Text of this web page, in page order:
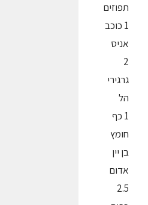
תפוזים
1 כוכב
אניס
2
גרגירי
הל
1 כף
חומץ
בן יין
אדום
2.5